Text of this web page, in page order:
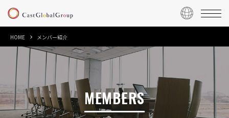
HOME メンバー紹介
MEMBERS